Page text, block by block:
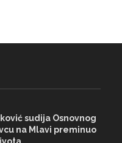
sudija Osnovnog
na Mlavi preminuo